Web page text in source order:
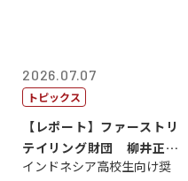
2026.07.07
トピックス
【レポート】ファーストリ
テイリング財団 柳井正
理事長
インドネシア高校生向け奨